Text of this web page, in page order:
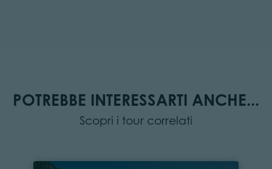
POTREBBE INTERESSARTI ANCHE...
Scopri i tour correlati